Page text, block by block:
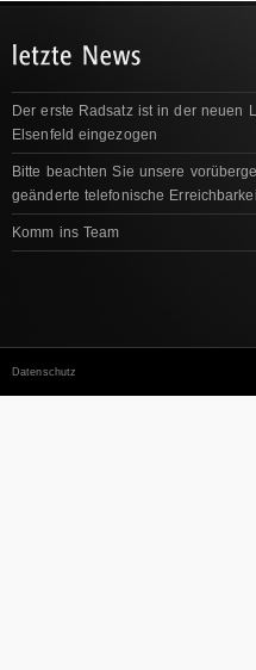
Der erste Radsatz ist in der neuen
Elsenfeld eingezogen
Bitte beachten Sie unsere
geänderte telefonische
Komm ins Team
Datenschutz